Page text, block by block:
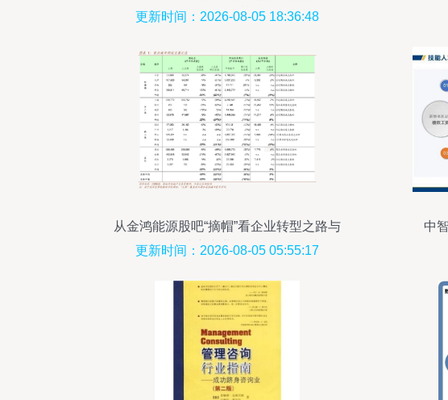
管理咨询视角
更新时间：2026-08-05 18:36:48
从金鸿能源股吧“摘帽”看企业转型之路与
0%*异常填充专业顾问的理性思考
更新时间：2026-08-05 05:55:17
中